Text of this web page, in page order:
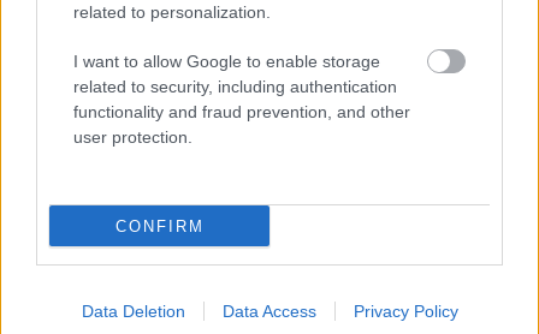
related to personalization.
I want to allow Google to enable storage
related to security, including authentication
functionality and fraud prevention, and other
user protection.
CONFIRM
Data Deletion Data Access Privacy Policy
forbindelse med Blink-festivalen i Sandnes.
I oktober 2023ble Simon arrestert og forhørt hos
politiet. Hun nektet da fortsatt for anklagene om
svindel og tyveri. Da satte politiet i gang en
elektroniske spor og datatrafikk.
funnene ble presentert som bevis i rettsaken i